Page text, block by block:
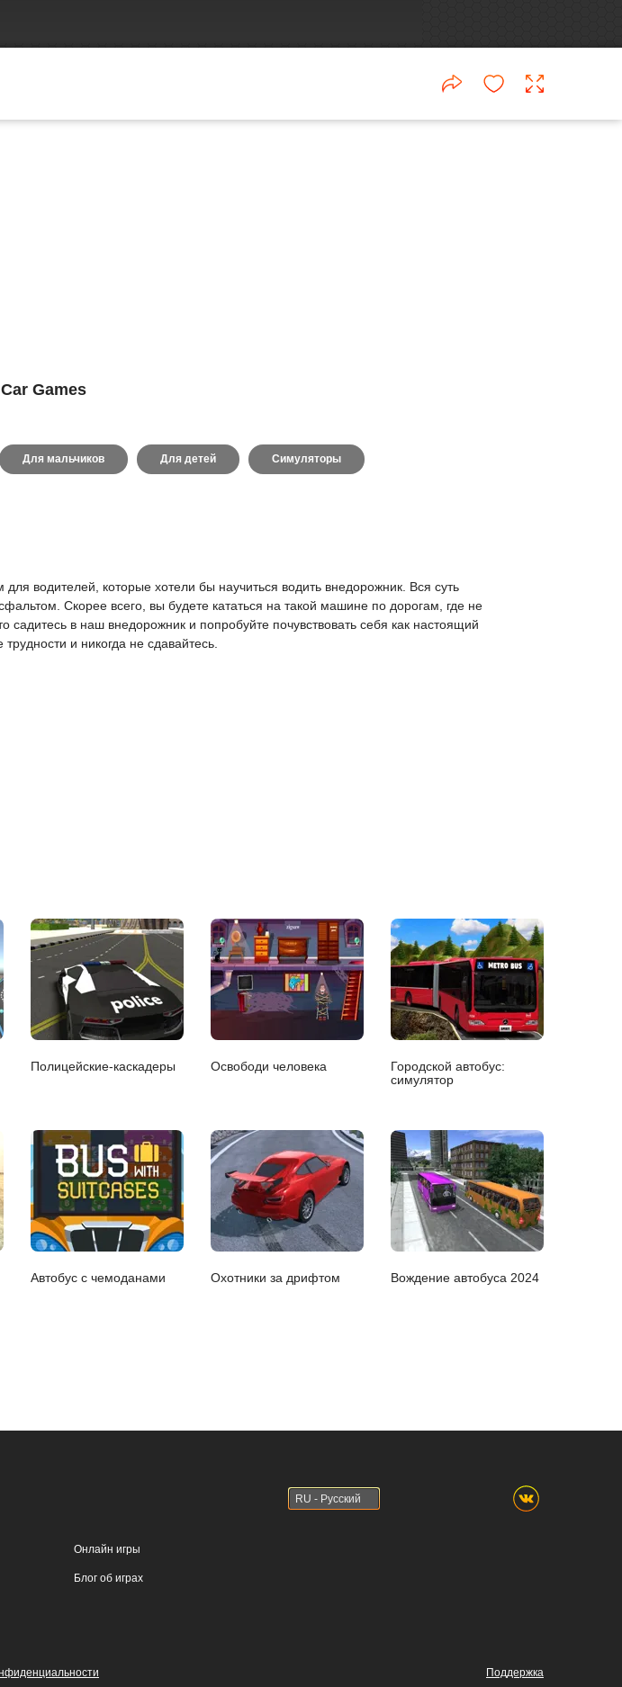
Games
Для мальчиков Для детей Симуляторы
водителей, которые хотели бы научиться водить внедорожник. Вся суть
Скорее всего, вы будете кататься на такой машине по дорогам, где не
садитесь в наш внедорожник и попробуйте почувствовать себя как настоящий
и никогда не сдавайтесь.
Полицейские-каскадеры Освободи человека
Городской автобус:
симулятор
Автобус с чемоданами Охотники за дрифтом Вождение автобуса 2024
RU - Русский
Онлайн игры
Блог об играх
Поддержка